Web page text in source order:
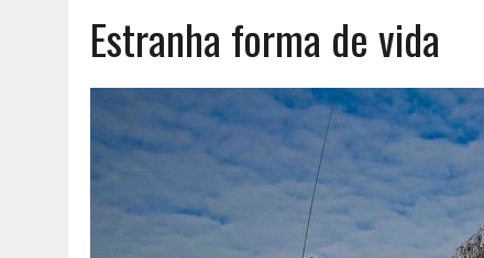
AGOSTO 8, 2026
ENCONTRO NACIONAL DA MÚTUA DOS
Estranha forma de vida